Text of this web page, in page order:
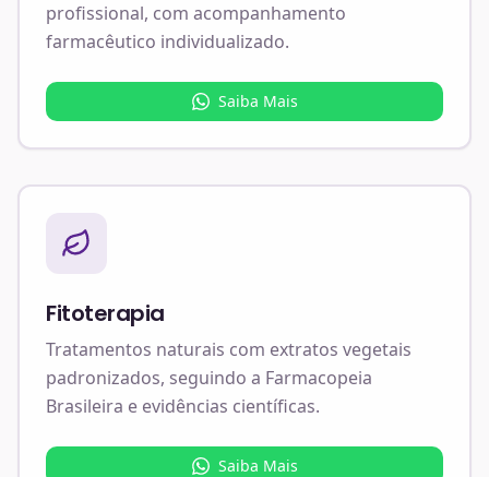
profissional, com acompanhamento
farmacêutico individualizado.
Saiba Mais
Fitoterapia
Tratamentos naturais com extratos vegetais
padronizados, seguindo a Farmacopeia
Brasileira e evidências científicas.
Saiba Mais